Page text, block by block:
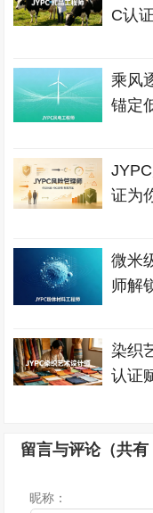
C认
乘风
锚定
证为
微米
师解
染织
认证
留言与评论（共有
昵称：